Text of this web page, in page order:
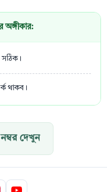
অঙ্গীকার:
সঠিক।
থাকব।
দেখুন